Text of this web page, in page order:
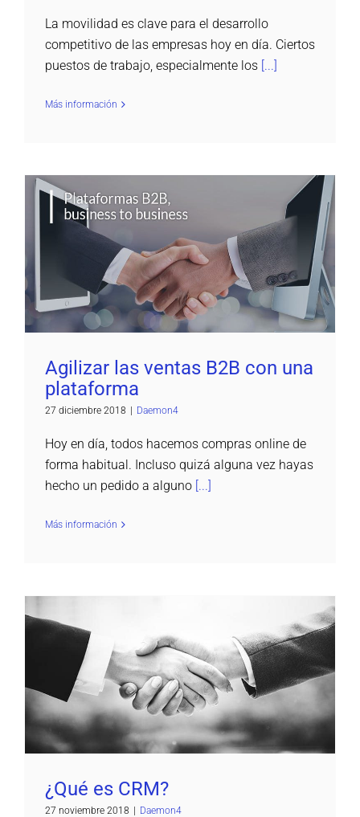
La movilidad es clave para el desarrollo
competitivo de las empresas hoy en día. Ciertos
puestos de trabajo, especialmente los [...]
Más información
Agilizar las ventas B2B con una plataforma
Daemon4
Agilizar las ventas B2B con una
plataforma
27 diciembre 2018 | Daemon4
Hoy en día, todos hacemos compras online de
forma habitual. Incluso quizá alguna vez hayas
hecho un pedido a alguno [...]
Más información
¿Qué es CRM?
Daemon4
¿Qué es CRM?
27 noviembre 2018 | Daemon4